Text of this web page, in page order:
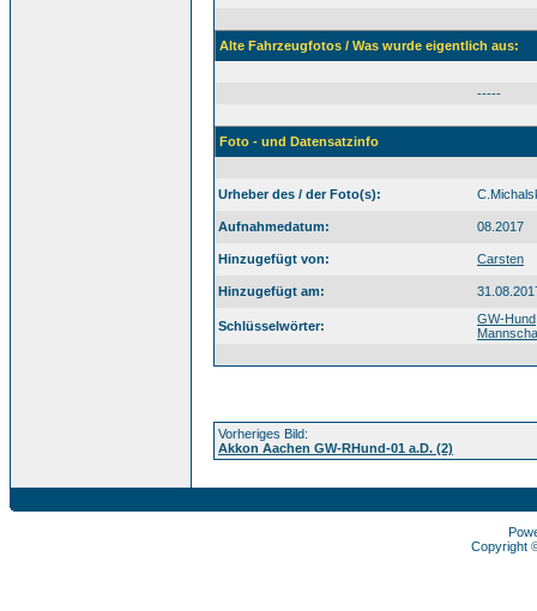
Alte Fahrzeugfotos / Was wurde eigentlich aus:
-----
Foto - und Datensatzinfo
Urheber des / der Foto(s):
Aufnahmedatum: 08.2017
Hinzugefügt von: Carsten
Hinzugefügt am:
Schlüsselwörter: GW-Hund
Vorheriges Bild:
Akkon Aachen GW-RHund-01 a.D. (2)
Copyright